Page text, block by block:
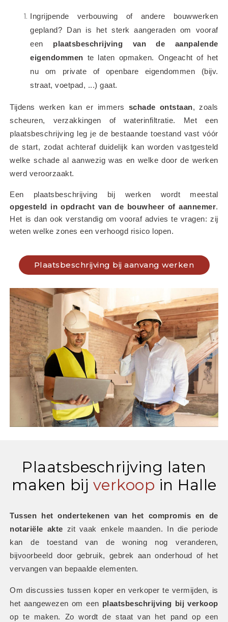
Ingrijpende verbouwing of andere bouwwerken
gepland? Dan is het sterk aangeraden om vooraf
een plaatsbeschrijving van de aanpalende
eigendommen te laten opmaken. Ongeacht of het
nu om private of openbare eigendommen (bijv.
straat, voetpad, ...) gaat.
Tijdens werken kan er immers schade ontstaan, zoals
scheuren, verzakkingen of waterinfiltratie. Met een
plaatsbeschrijving leg je de bestaande toestand vast vóór
de start, zodat achteraf duidelijk kan worden vastgesteld
welke schade al aanwezig was en welke door de werken
werd veroorzaakt.
opgesteld in opdracht van de bouwheer of aannemer.
Het is dan ook verstandig om vooraf advies te vragen: zij
weten welke zones een verhoogd risico lopen.
Plaatsbeschrijving bij aanvang werken
Plaatsbeschrijving laten
maken bij verkoop in Halle
Tussen het ondertekenen van het compromis en de
notariële akte zit vaak enkele maanden. In die periode
kan de toestand van de woning nog veranderen,
bijvoorbeeld door gebruik, gebrek aan onderhoud of het
vervangen van bepaalde elementen.
Om discussies tussen koper en verkoper te vermijden, is
het aangewezen om een plaatsbeschrijving bij verkoop
op te maken. Zo wordt de staat van het pand op een